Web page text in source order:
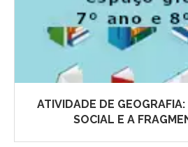
ATIVIDADE DE
SOCIAL E A